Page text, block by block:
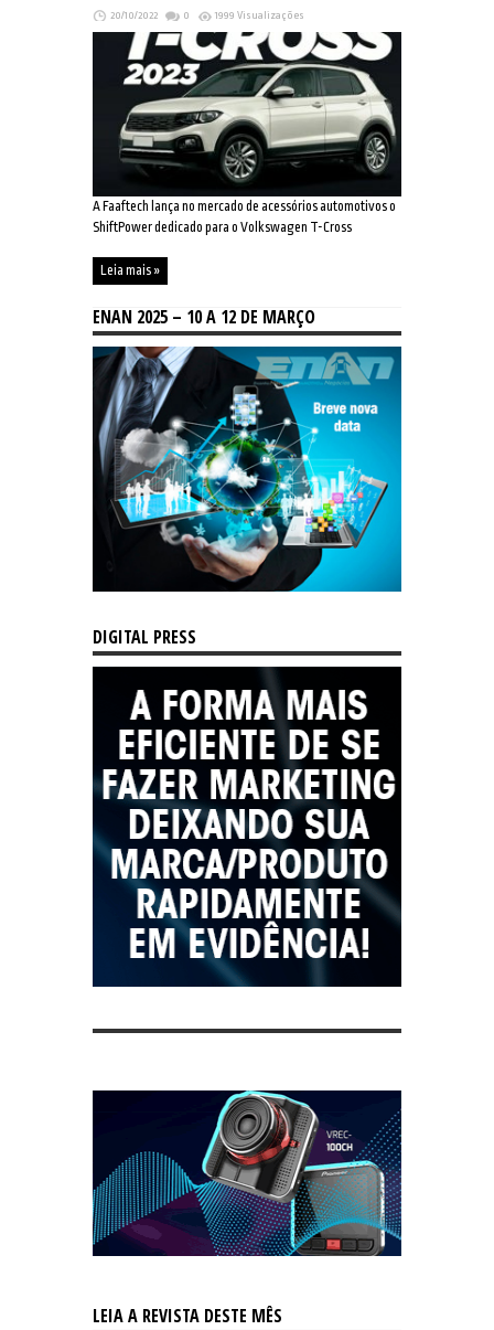
20/10/2022 0 1999 Visualizações
A Faaftech lança no mercado de acessórios automotivos o
ShiftPower dedicado para o Volkswagen T-Cross
Leia mais »
ENAN 2025 – 10 A 12 DE MARÇO
DIGITAL PRESS
LEIA A REVISTA DESTE MÊS